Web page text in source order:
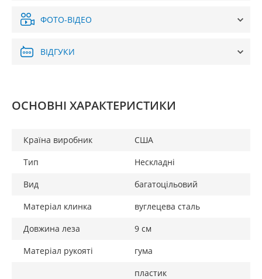
ФОТО-ВІДЕО
ВІДГУКИ
ОСНОВНІ ХАРАКТЕРИСТИКИ
Країна виробник
США
Тип
Нескладні
Вид
багатоцільовий
Матеріал клинка
вуглецева сталь
Довжина леза
9 см
Матеріал рукояті
гума
пластик